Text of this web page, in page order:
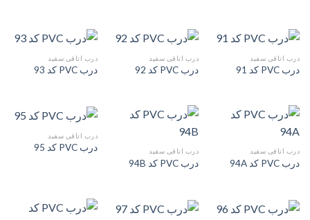
درب اتاقی سفید
درب PVC کد 91
درب اتاقی سفید
درب PVC کد 92
درب اتاقی سفید
درب PVC کد 93
درب اتاقی سفید
درب PVC کد 94A
درب اتاقی سفید
درب PVC کد 94B
درب اتاقی سفید
درب PVC کد 95